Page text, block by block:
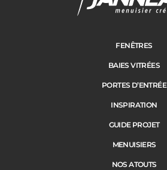
FENÊTRES
BAIES VITRÉES
PORTES D’ENTRÉE
INSPIRATION
GUIDE PROJET
MENUISIERS
NOS ATOUTS
Janneau Menuisier Créateur